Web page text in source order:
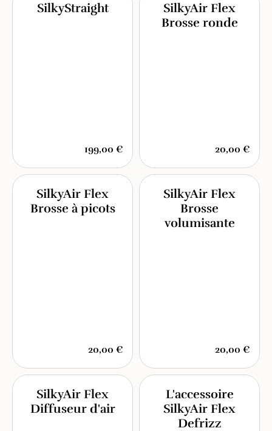
SilkyStraight
199,00 €
SilkyAir Flex
Brosse ronde
20,00 €
SilkyAir Flex
Brosse à picots
20,00 €
SilkyAir Flex
Brosse
volumisante
20,00 €
SilkyAir Flex
Diffuseur d'air
L'accessoire
SilkyAir Flex
Defrizz